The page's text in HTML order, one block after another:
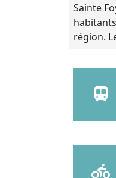
Sainte
région.